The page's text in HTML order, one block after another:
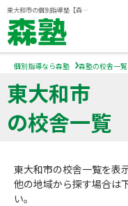
東大和市の個別指導塾【森塾】｜小学生・中学生・高校生の学習塾
小学生の個別指導
中学生の個別指導
高校生の個別指導
個別指導なら森塾 森塾の校舎一覧
東大和市
の校舎一覧
東大和市の校舎一覧を表
他の地域から探す場合は
い。